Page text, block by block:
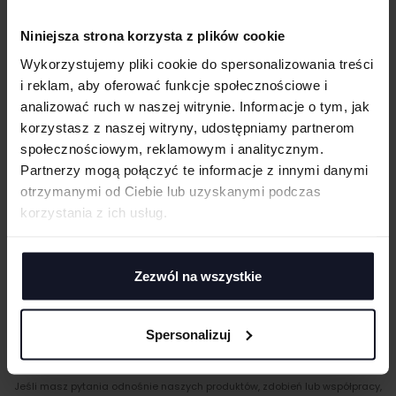
Niniejsza strona korzysta z plików cookie
Wykorzystujemy pliki cookie do spersonalizowania treści
i reklam, aby oferować funkcje społecznościowe i
analizować ruch w naszej witrynie. Informacje o tym, jak
korzystasz z naszej witryny, udostępniamy partnerom
społecznościowym, reklamowym i analitycznym.
Partnerzy mogą połączyć te informacje z innymi danymi
otrzymanymi od Ciebie lub uzyskanymi podczas
korzystania z ich usług.
Zezwól na wszystkie
Spersonalizuj
PRANIE I PIELĘGNACJA
CERTYFIKATY
TECHNIKI ZDOBIENIA
Haft komputerowy
Sitodruk to technika znakowania, która wygrywa trwałością i ceną przy
Flex/Flock
Zdobienie przy pomocy folii flex lub flock pozwala na aplikację
materiału wyciętego przez ploter bezpośrednio na odzieży, koszulkach,
DOSTAWA I PŁATNOŚĆ
TABELA ROZMIARÓW
UWAGI
MASZ PYTANIA? ZAPYTAJ SPECJALISTĘ
Jeśli masz pytania odnośnie naszych produktów, zdobień lub współpracy,